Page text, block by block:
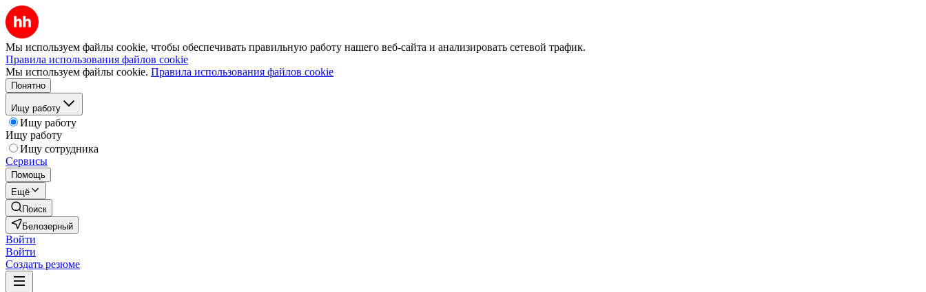
Мы используем файлы cookie, чтобы обеспечивать правильную работу нашего веб-сайта и анализировать сетевой трафик.
Правила использования файлов cookie
Мы используем файлы cookie. Правила использования файлов cookie
Понятно
Ищу работу
Ищу работу
Ищу работу
Ищу сотрудника
Сервисы
Помощь
Ещё
Поиск
Белозерный
Войти
Войти
Создать резюме